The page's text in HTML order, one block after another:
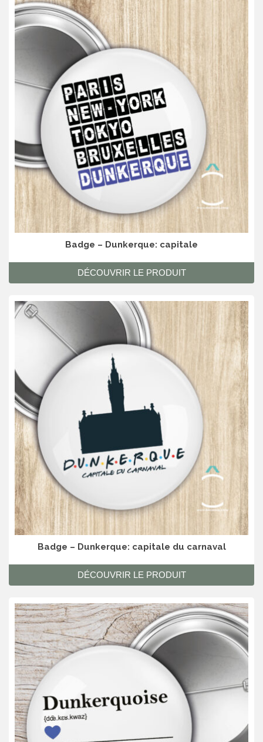
Badge – Dunkerque: capitale
DÉCOUVRIR LE PRODUIT
Badge – Dunkerque: capitale du carnaval
DÉCOUVRIR LE PRODUIT